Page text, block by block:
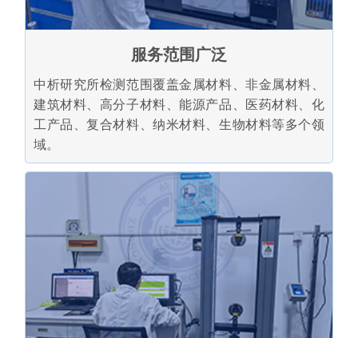
服务范围广泛
中析研究所检测范围覆盖金属材料、非金属材料、
建筑材料、高分子材料、能源产品、医药材料、化
工产品、复合材料、纳米材料、生物材料等多个领
域。